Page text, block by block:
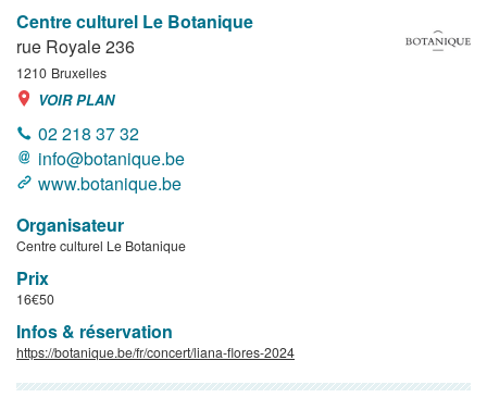
Centre culturel Le Botanique
rue Royale 236
1210 Bruxelles
VOIR PLAN
02 218 37 32
info@botanique.be
www.botanique.be
Organisateur
Centre culturel Le Botanique
Prix
16€50
Infos & réservation
https://botanique.be/fr/concert/liana-flores-2024